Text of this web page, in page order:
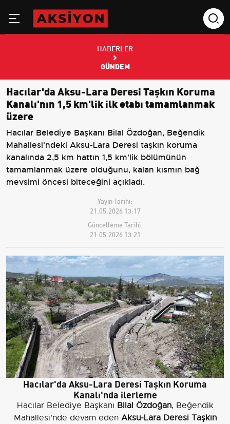
HABERLER
GÜNDEM
Hacılar'da Aksu-Lara Deresi Taşkın Koruma
Kanalı'nın 1,5 km'lik ilk etabı tamamlanmak
üzere
Hacılar Belediye Başkanı Bilal Özdoğan, Beğendik
Mahallesi'ndeki Aksu-Lara Deresi taşkın koruma
kanalında 2,5 km hattın 1,5 km'lik bölümünün
tamamlanmak üzere olduğunu, kalan kısmın bağ
mevsimi öncesi biteceğini açıkladı.
Yayın Tarihi:
21.05.2026 13:17
Güncelleme Tarihi:
21.05.2026 13:21
Hacılar'da Aksu-Lara Deresi Taşkın Koruma
Kanalı'nda ilerleme
Hacılar Belediye Başkanı Bilal Özdoğan, Beğendik
Mahallesi'nde devam eden Aksu-Lara Deresi Taşkın